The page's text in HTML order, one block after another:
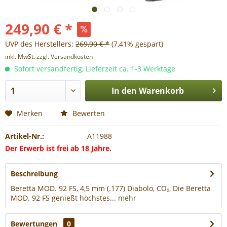
249,90 € *
UVP des Herstellers: 269,90 € * (7,41% gespart)
inkl. MwSt.zzgl. Versandkosten
Sofort versandfertig, Lieferzeit ca. 1-3 Werktage
In den Warenkorb
Merken Bewerten
Artikel-Nr.:
A11988
Der Erwerb ist frei ab 18 Jahre.
Beschreibung
Beretta MOD. 92 FS, 4,5 mm (.177) Diabolo, CO₂, Die Beretta
MOD. 92 FS genießt höchstes... mehr
Bewertungen 0